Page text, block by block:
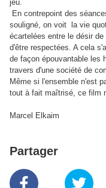
jeu.
En contrepoint des
souligné, on voit la vie
écartelées entre le désir
d'être respectées. A cela
de façon épouvantable les
travers d'une société de
Même si l'ensemble n'est
tout à fait maîtrisé, ce film
Marcel Elkaim
Partager